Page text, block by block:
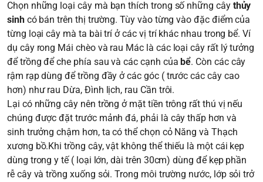
Chọn những loại cây mà bạn thích trong số những cây thủy
sinhcó bán trên thị trường. Tùy vào từng vào đặc điểm của
từng loại cây mà ta bài trí ở các vị trí khác nhau trong bể. Ví
dụ cây rong Mái chèo và rau Mác là các loại cây rất lý tưởng
để trồng để che phía sau và các cạnh củabể. Còn các cây
rậm rạp dùng để trồng đầy ở các góc ( trước các cây cao
hơn) như rau Dừa, Đình lịch, rau Cần trôi.
Lại có những cây nên trồng ở mặt tiền trông rất thú vị nếu
chúng được đặt trước mảnh đá, phải là cây thấp hơn và
sinh trưởng chậm hơn, ta có thể chọn cỏ Năng và Thạch
xương bồ.Khi trồng cây, vật không thể thiếu là một cái kẹp
dùng trong y tế ( loại lớn, dài trên 30cm) dùng để kẹp phần
rễ cây và trồng xuống sỏi. Trong môi trường nước, lớp sỏi trở